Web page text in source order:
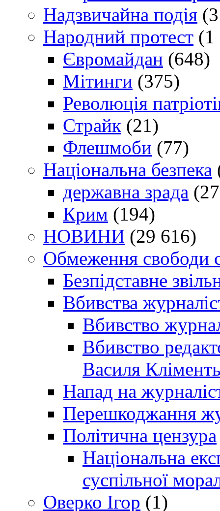
Надзвичайна подія
Народний протест (1
Євромайдан (648)
Мітинги (375)
Революція
Страйк (21)
Флешмоби (77)
Національна безпека
державна зрада
Крим (194)
НОВИНИ (29 616)
Обмеження свободи
Безпідставне
Вбивства
Вбивство
Вбивство
Василя
Напад на
Перешкоджання
Політична цензура
Національна
суспільної
Оверко Ігор (1)